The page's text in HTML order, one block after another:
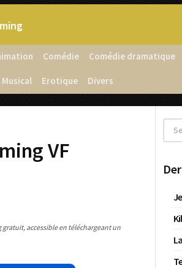
Comédie Comédie dramatique
Musical Erotique Divers
VF
accessible en téléchargeant un